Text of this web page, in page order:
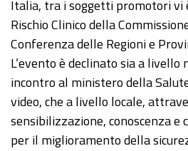
Italia, tra i soggetti promotori vi
Rischio Clinico della
Conferenza delle Regioni e
L’evento è declinato sia a livello
incontro al ministero della
video, che a livello locale,
sensibilizzazione, conoscenza e
per il miglioramento della